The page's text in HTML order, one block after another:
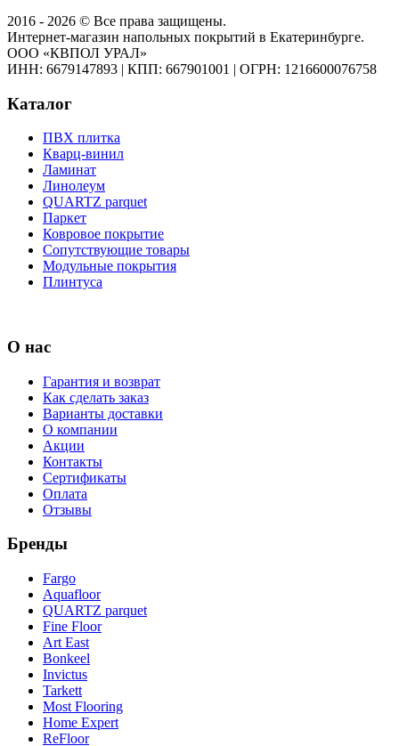
2016 - 2026 © Все права защищены.
Интернет-магазин напольных покрытий в Екатеринбурге.
ООО «КВПОЛ УРАЛ»
ИНН: 6679147893 | КПП: 667901001 | ОГРН: 1216600076758
Каталог
ПВХ плитка
Кварц-винил
Ламинат
Линолеум
QUARTZ parquet
Паркет
Ковровое покрытие
Сопутствующие товары
Модульные покрытия
Плинтуса
О нас
Гарантия и возврат
Как сделать заказ
Варианты доставки
О компании
Акции
Контакты
Сертификаты
Оплата
Отзывы
Бренды
Fargo
Aquafloor
QUARTZ parquet
Fine Floor
Art East
Bonkeel
Invictus
Tarkett
Most Flooring
Home Expert
ReFloor